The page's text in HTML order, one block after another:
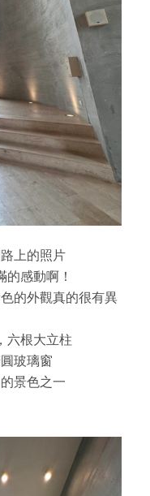
上的照片
感動啊！
的外觀真的很有異
六根大立柱
玻璃窗
景色之一